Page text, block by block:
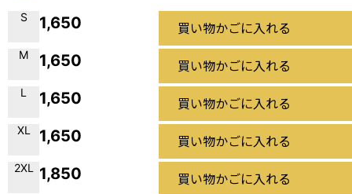
S 1,650 買い物かごに入れる
M 1,650 買い物かごに入れる
L 1,650 買い物かごに入れる
XL 1,650 買い物かごに入れる
2XL 1,850 買い物かごに入れる